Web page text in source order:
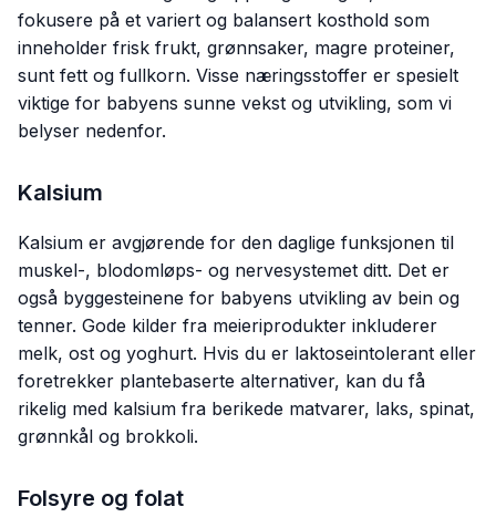
fokusere på et variert og balansert kosthold som
inneholder frisk frukt, grønnsaker, magre proteiner,
sunt fett og fullkorn. Visse næringsstoffer er spesielt
viktige for babyens sunne vekst og utvikling, som vi
belyser nedenfor.
Kalsium
Kalsium er avgjørende for den daglige funksjonen til
muskel-, blodomløps- og nervesystemet ditt. Det er
også byggesteinene for babyens utvikling av bein og
tenner. Gode kilder fra meieriprodukter inkluderer
melk, ost og yoghurt. Hvis du er laktoseintolerant eller
foretrekker plantebaserte alternativer, kan du få
rikelig med kalsium fra berikede matvarer, laks, spinat,
grønnkål og brokkoli.
Folsyre og folat